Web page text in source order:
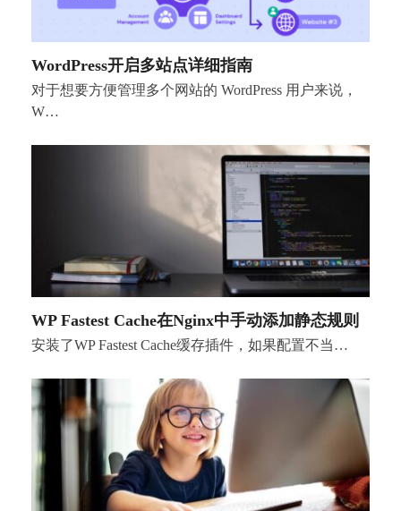
WordPress开启多站点详细指南
对于想要方便管理多个网站的 WordPress 用户来说，
W…
WP Fastest Cache在Nginx中手动添加静态规则
安装了WP Fastest Cache缓存插件，如果配置不当…